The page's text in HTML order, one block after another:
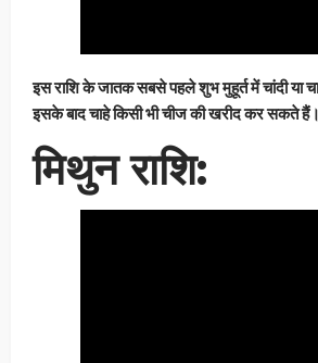
इस राशि के जातक सबसे पहले शुभ मुहूर्त में चांदी या
इसके बाद चाहे किसी भी चीज की खरीद कर सकते
मिथुन राशि: